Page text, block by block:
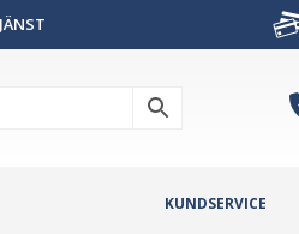
KUNDSERVICE